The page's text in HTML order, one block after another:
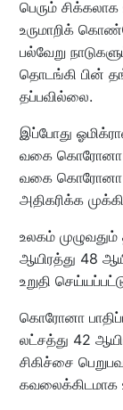
பெரும்
உருமாறிக்
பல்வேறு
தொடங்கி பின்
தப்பவில்லை.
இப்போது
வகை கொரோனா
வகை கொரோனா
அதிகரிக்க
உலகம்
ஆயிரத்து 48
உறுதி
கொரோனா
லட்சத்து 42
சிகிச்சை
கவலைக்கிடமாக